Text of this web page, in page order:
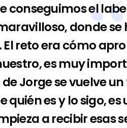
conseguimos el
donde
reto era cómo
es muy
Jorge se vuelve
quién es y lo sigo,
a recibir esas